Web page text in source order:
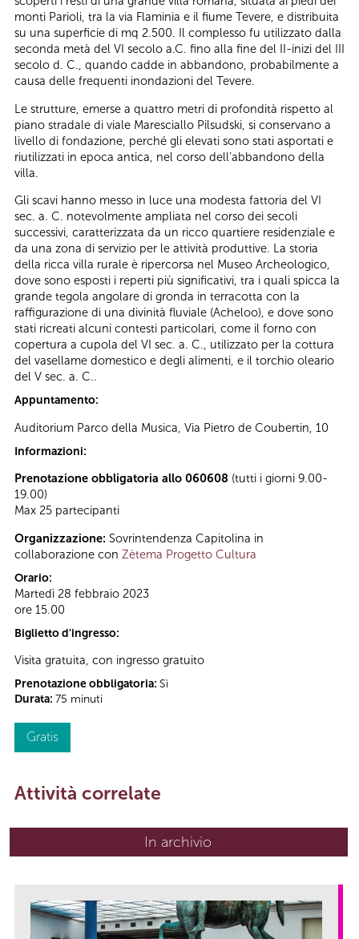
monti Parioli, tra la via Flaminia e il fiume Tevere, e distribuita
su una superficie di mq 2.500. Il complesso fu utilizzato dalla
seconda metà del VI secolo a.C. fino alla fine del II-inizi del III
secolo d. C., quando cadde in abbandono, probabilmente a
causa delle frequenti inondazioni del Tevere.
Le strutture, emerse a quattro metri di profondità rispetto al
piano stradale di viale Maresciallo Pilsudski, si conservano a
livello di fondazione, perché gli elevati sono stati asportati e
riutilizzati in epoca antica, nel corso dell’abbandono della
villa.
Gli scavi hanno messo in luce una modesta fattoria del VI
sec. a. C. notevolmente ampliata nel corso dei secoli
successivi, caratterizzata da un ricco quartiere residenziale e
da una zona di servizio per le attività produttive. La storia
della ricca villa rurale è ripercorsa nel Museo Archeologico,
dove sono esposti i reperti più significativi, tra i quali spicca la
grande tegola angolare di gronda in terracotta con la
raffigurazione di una divinità fluviale (Acheloo), e dove sono
stati ricreati alcuni contesti particolari, come il forno con
copertura a cupola del VI sec. a. C., utilizzato per la cottura
del vasellame domestico e degli alimenti, e il torchio oleario
del V sec. a. C..
Appuntamento:
Auditorium Parco della Musica, Via Pietro de Coubertin, 10
Informazioni:
Prenotazione obbligatoria allo 060608 (tutti i giorni 9.00-
19.00)
Max 25 partecipanti
Organizzazione: Sovrintendenza Capitolina in
collaborazione con Zètema Progetto Cultura
Orario:
Martedì 28 febbraio 2023
ore 15.00
Biglietto d'ingresso:
Visita gratuita, con ingresso gratuito
Prenotazione obbligatoria: Sì
Durata: 75 minuti
Gratis
Attività correlate
In archivio